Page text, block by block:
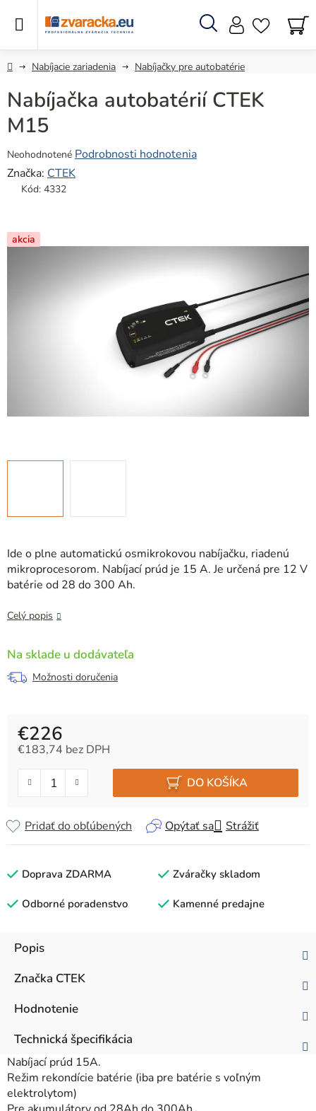
Hľadať
DomovNabíjacie zariadenia Nabíjačky pre autobatérie
Ide o plne automatickú osmikrokovou nabíjačku, riadenú
mikroprocesorom. Nabíjací prúd je 15 A. Je určená pre 12 V
batérie od 28 do 300 Ah.
Celý popis
Na sklade u dodávateľa
Možnosti doručenia
€226
€183,74 bez DPH
DO KOŠÍKA
Opýtať sa Strážiť
Pridať do obľúbených
Nabíjačka autobatérií CTEK
M15
Priemerné
hodnotenie
produktu
z
5
Neohodnotené Podrobnosti hodnotenia
Značka: CTEK
Kód: 4332
akcia
Doprava ZDARMA Zváračky skladom
Odborné poradenstvo Kamenné predajne
Popis
Značka CTEK
Hodnotenie
Technická špecifikácia
Nabíjací prúd 15A.
Režim rekondície batérie (iba pre batérie s voľným
elektrolytom)